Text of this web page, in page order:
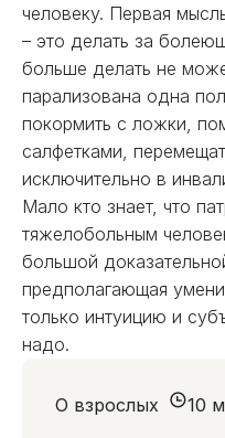
человеку. Первая
– это делать за
больше делать не
парализована одна
покормить с ложки,
салфетками,
исключительно в
Мало кто знает, что
тяжелобольным
большой
предполагающая
только интуицию и
надо.
О взрослых 10